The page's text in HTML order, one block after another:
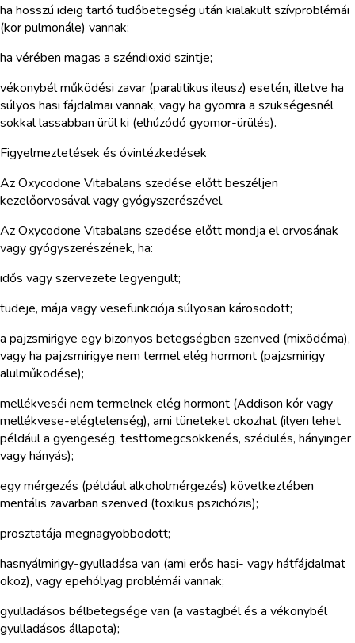
ha hosszú ideig tartó tüdőbetegség után kialakult szívproblémái
(kor pulmonále) vannak;
ha vérében magas a széndioxid szintje;
vékonybél működési zavar (paralitikus ileusz) esetén, illetve ha
súlyos hasi fájdalmai vannak, vagy ha gyomra a szükségesnél
sokkal lassabban ürül ki (elhúzódó gyomor-ürülés).
Figyelmeztetések és óvintézkedések
Az Oxycodone Vitabalans szedése előtt beszéljen
kezelőorvosával vagy gyógyszerészével.
Az Oxycodone Vitabalans szedése előtt mondja el orvosának
vagy gyógyszerészének, ha:
idős vagy szervezete legyengült;
tüdeje, mája vagy vesefunkciója súlyosan károsodott;
a pajzsmirigye egy bizonyos betegségben szenved (mixödéma),
vagy ha pajzsmirigye nem termel elég hormont (pajzsmirigy
alulműködése);
mellékveséi nem termelnek elég hormont (Addison kór vagy
mellékvese-elégtelenség), ami tüneteket okozhat (ilyen lehet
például a gyengeség, testtömegcsökkenés, szédülés, hányinger
vagy hányás);
egy mérgezés (például alkoholmérgezés) következtében
mentális zavarban szenved (toxikus pszichózis);
prosztatája megnagyobbodott;
hasnyálmirigy-gyulladása van (ami erős hasi- vagy hátfájdalmat
okoz), vagy epehólyag problémái vannak;
gyulladásos bélbetegsége van (a vastagbél és a vékonybél
gyulladásos állapota);